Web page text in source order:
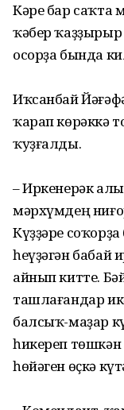
Кәре бар саҡта
ҡәбер ҡаҙҙырыр
осорҙа бында
Иҡсанбай
ҡарап көрәккә
ҡуҙғалды.
– Иркенерәк
мәрхүмдең
Күҙҙәре
һеүҙәгән бабай
айнып китте.
ташлағандар
балсыҡ-маҙар
һикереп төшкән
һөйәген өҫкә